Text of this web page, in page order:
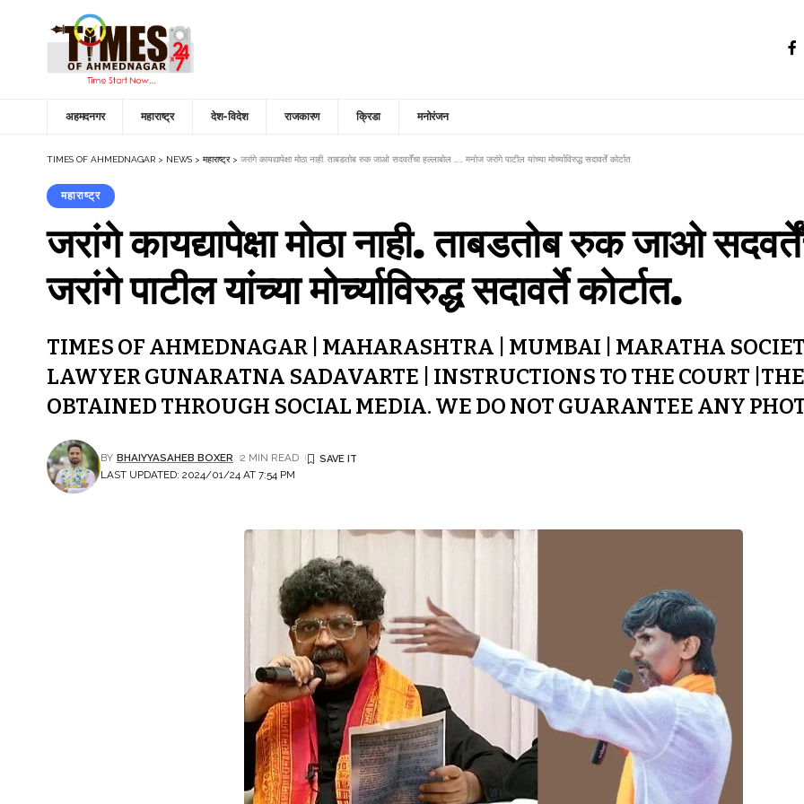
अहमदनगर महाराष्ट्र देश-विदेश राजकारण क्रिडा मनोरंजन
TIMES OF AHMEDNAGAR > NEWS > महाराष्ट्र> जरांगे कायद्यापेक्षा मोठा नाही. ताबडतोब रुक जाओ सदवर्तेंचा हल्लाबोल …… मनोज जरांगे पाटील यांच्या मोर्च्याविरुद्ध सदावर्ते कोर्टात.
महाराष्ट्र
जरांगे कायद्यापेक्षा मोठा नाही. ताबडतोब रुक जाओ
जरांगे पाटील यांच्या मोर्च्याविरुद्ध सदावर्ते कोर्टात.
TIMES OF AHMEDNAGAR | MAHARASHTRA | MUMBAI | MARATHA
LAWYER GUNARATNA SADAVARTE | INSTRUCTIONS TO THE COURT
OBTAINED THROUGH SOCIAL MEDIA. WE DO NOT GUARANTEE ANY
LAST UPDATED: 2024/01/24 AT 7:54 PM
BY BHAIYYASAHEB BOXER 2 MIN READ